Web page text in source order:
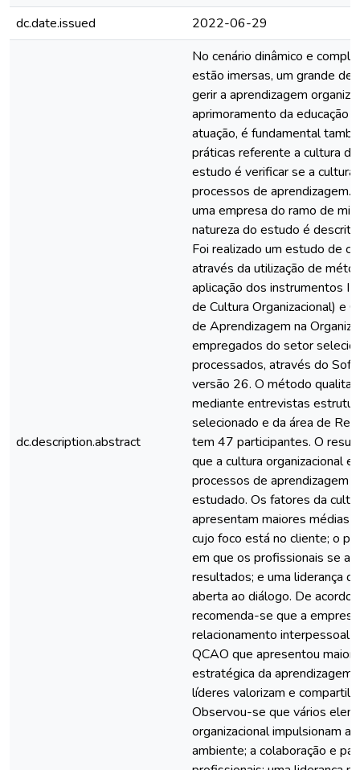
dc.date.issued
2022-06-29
dc.description.abstract
No cenário dinâmico e
estão imersas, um grande
gerir a aprendizagem
aprimoramento da educação
atuação, é fundamental
práticas referente a cultura
estudo é verificar se a cultura
processos de aprendizagem.
uma empresa do ramo de
natureza do estudo é
Foi realizado um estudo de
através da utilização de
aplicação dos instrumentos
de Cultura Organizacional) e
de Aprendizagem na
empregados do setor
processados, através do
versão 26. O método
mediante entrevistas
selecionado e da área de
tem 47 participantes. O
que a cultura organizacional
processos de aprendizagem
estudado. Os fatores da
apresentam maiores médias
cujo foco está no cliente; o
em que os profissionais se
resultados; e uma liderança
aberta ao diálogo. De acordo
recomenda-se que a
relacionamento interpessoal
QCAO que apresentou maior
estratégica da aprendizagem
líderes valorizam e
Observou-se que vários
organizacional impulsionam a
ambiente; a colaboração e